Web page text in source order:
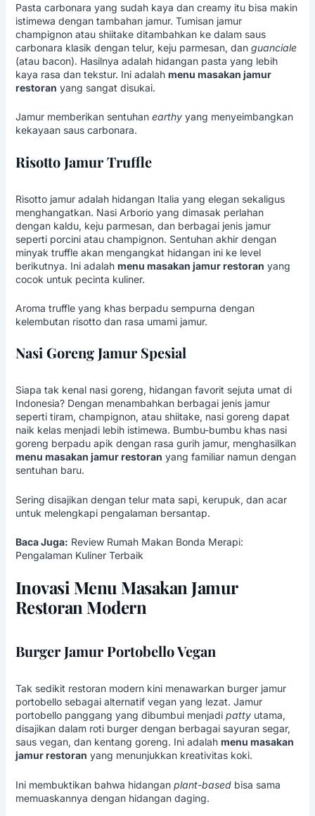
Pasta carbonara yang sudah kaya dan creamy itu bisa makin
istimewa dengan tambahan jamur. Tumisan jamur
champignon atau shiitake ditambahkan ke dalam saus
carbonara klasik dengan telur, keju parmesan, dan guanciale
(atau bacon). Hasilnya adalah hidangan pasta yang lebih
kaya rasa dan tekstur. Ini adalah menu masakan jamur
restoran yang sangat disukai.
Jamur memberikan sentuhan earthyyang menyeimbangkan
kekayaan saus carbonara.
Risotto Jamur Truffle
Risotto jamur adalah hidangan Italia yang elegan sekaligus
menghangatkan. Nasi Arborio yang dimasak perlahan
dengan kaldu, keju parmesan, dan berbagai jenis jamur
seperti porcini atau champignon. Sentuhan akhir dengan
minyak truffle akan mengangkat hidangan ini ke level
berikutnya. Ini adalah menu masakan jamur restoran yang
cocok untuk pecinta kuliner.
Aroma truffle yang khas berpadu sempurna dengan
kelembutan risotto dan rasa umami jamur.
Nasi Goreng Jamur Spesial
Siapa tak kenal nasi goreng, hidangan favorit sejuta umat di
Indonesia? Dengan menambahkan berbagai jenis jamur
seperti tiram, champignon, atau shiitake, nasi goreng dapat
naik kelas menjadi lebih istimewa. Bumbu-bumbu khas nasi
goreng berpadu apik dengan rasa gurih jamur, menghasilkan
menu masakan jamur restoran yang familiar namun dengan
sentuhan baru.
Sering disajikan dengan telur mata sapi, kerupuk, dan acar
untuk melengkapi pengalaman bersantap.
Baca Juga: Review Rumah Makan Bonda Merapi:
Pengalaman Kuliner Terbaik
Inovasi Menu Masakan Jamur
Restoran Modern
Burger Jamur Portobello Vegan
Tak sedikit restoran modern kini menawarkan burger jamur
portobello sebagai alternatif vegan yang lezat. Jamur
portobello panggang yang dibumbui menjadi pattyutama,
disajikan dalam roti burger dengan berbagai sayuran segar,
saus vegan, dan kentang goreng. Ini adalah menu masakan
jamur restoran yang menunjukkan kreativitas koki.
Ini membuktikan bahwa hidangan plant-basedbisa sama
memuaskannya dengan hidangan daging.